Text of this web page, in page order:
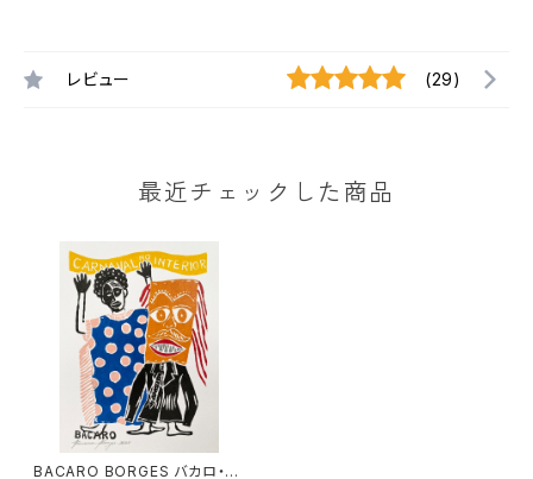
レビュー (29)
最近チェックした商品
BACARO BORGES バカロ・ボ